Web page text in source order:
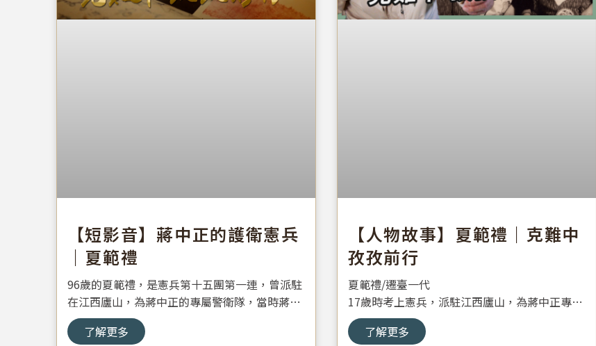
【短影音】蔣中正的護衛憲兵
｜夏範禮
96歲的夏範禮，是憲兵第十五團第一連，曾派駐
在江西廬山，為蔣中正的專屬警衛隊，當時蔣中
正的身邊，除了貼身護衛的外勤總隊外，就是憲
兵，兩者相互制衡，還要荷槍實彈24hr防守，以
了解更多
【人物故事】夏範禮｜克難中
孜孜前行
夏範禮/遷臺一代
17歲時考上憲兵，派駐江西廬山，為蔣中正專屬
警衛隊，後因戰火無法歸隊，轉當海軍，負責艦
艇改造，曾榮獲國軍克難英雄獎。
了解更多